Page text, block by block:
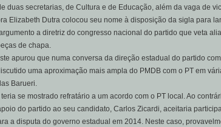
duas secretarias, de Cultura e de Educação, além da vaga de
Elizabeth Dutra colocou seu nome à disposição da sigla para
a diretriz do congresso nacional do partido que veta
de chapa.
apurou que numa conversa da direção estadual do partido
uma aproximação mais ampla do PMDB com o PT em
Barueri.
se mostrado refratário a um acordo com o PT local. Ao
do partido ao seu candidato, Carlos Zicardi, aceitaria
a disputa do governo estadual em 2014. Neste caso,